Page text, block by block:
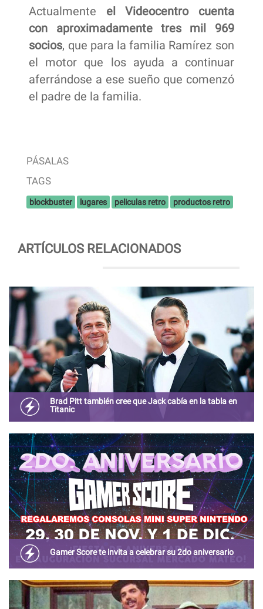
Actualmente el Videocentro cuenta
con aproximadamente tres mil 969
socios, que para la familia Ramírez son
el motor que los ayuda a continuar
aferrándose a ese sueño que comenzó
el padre de la familia.
PÁSALAS
TAGS
blockbuster lugares peliculas retro productos retro
ARTÍCULOS RELACIONADOS
Brad Pitt también cree que Jack cabía en la tabla en
Titanic
sociales y los fans agradecieron la referencia.
Gamer Score te invita a celebrar su 2do aniversario
sube de nivel y celebra a lo grande un año más.